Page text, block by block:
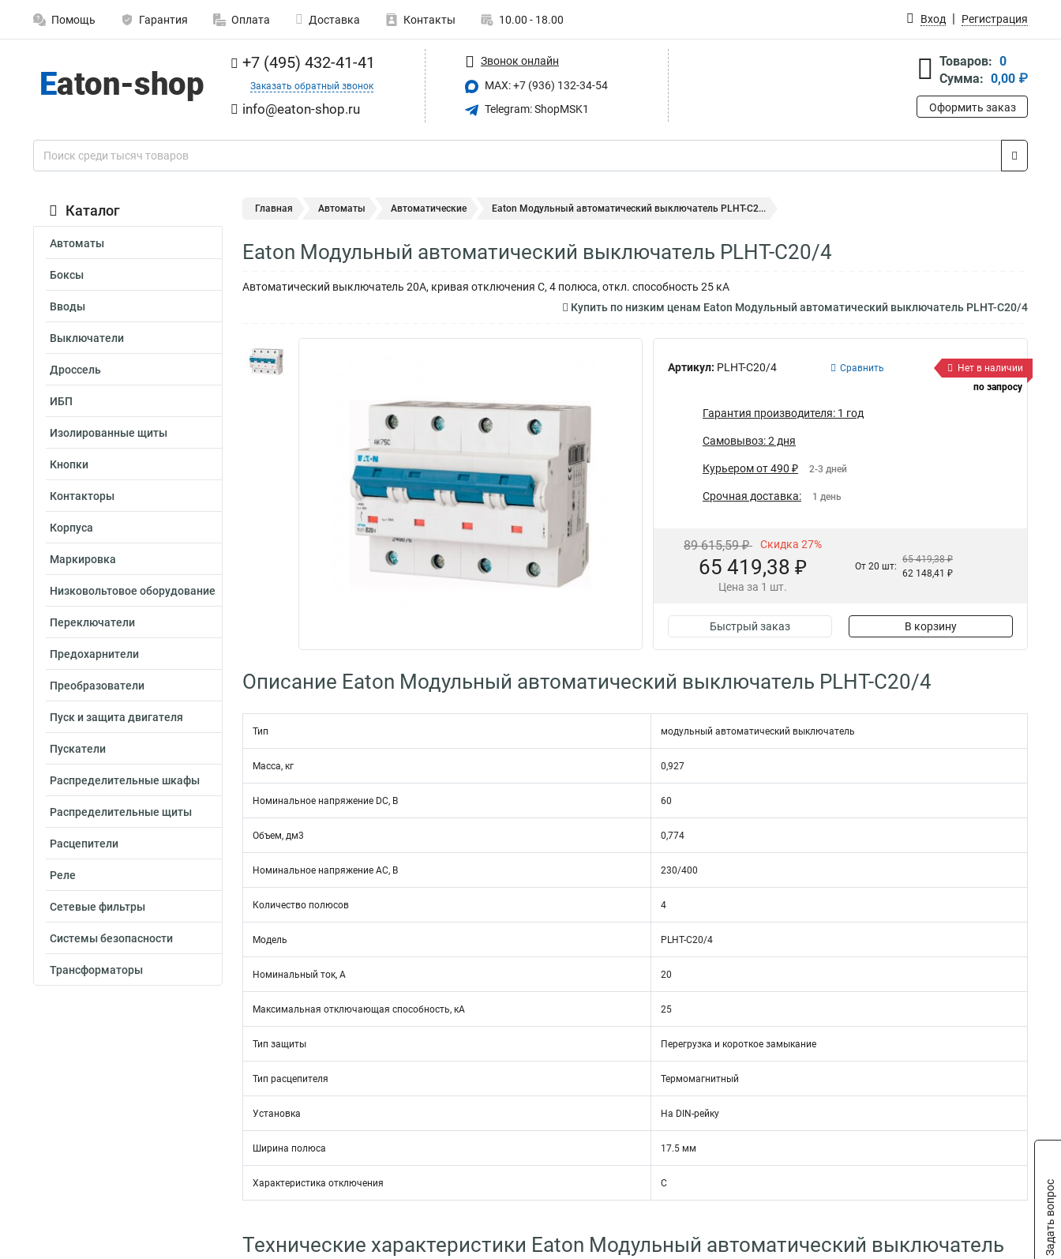
Помощь Гарантия Оплата Доставка Контакты 10.00 - 18.00 Вход Регистрация
+7 (495) 432-41-41
Заказать обратный звонок
info@eaton-shop.ru
Звонок онлайн
MAX: +7 (936) 132-34-54
Telegram: ShopMSK1
Товаров: 0
Сумма: 0,00 ₽
Оформить заказ
Каталог
Автоматы
Боксы
Вводы
Выключатели
Дроссель
ИБП
Изолированные щиты
Кнопки
Контакторы
Корпуса
Маркировка
Низковольтовое оборудование
Переключатели
Предохарнители
Преобразователи
Пуск и защита двигателя
Пускатели
Распределительные шкафы
Распределительные щиты
Расцепители
Реле
Сетевые фильтры
Системы безопасности
Трансформаторы
Главная Автоматы Автоматические Eaton Модульный автоматический выключатель PLHT-C2...
Eaton Модульный автоматический выключатель PLHT-C20/4
Автоматический выключатель 20А, кривая отключения С, 4 полюса, откл. способность 25 кА
Купить по низким ценам Eaton Модульный автоматический выключатель PLHT-C20/4
Артикул: PLHT-C20/4 Сравнить
Нет в наличии
по запросу
Гарантия производителя: 1 год
Самовывоз: 2 дня
Курьером от 490 ₽ 2-3 дней
Срочная доставка: 1 день
89 615,59 ₽ Скидка 27%
65 419,38 ₽
Цена за 1 шт.
От 20 шт:
65 419,38 ₽
62 148,41 ₽
Быстрый заказ В корзину
Описание Eaton Модульный автоматический выключатель PLHT-C20/4
Тип модульный автоматический выключатель
Масса, кг 0,927
Номинальное напряжение DC, В 60
Объем, дм3 0,774
Номинальное напряжение АС, В 230/400
Количество полюсов 4
Модель PLHT-C20/4
Номинальный ток, А 20
Максимальная отключающая способность, кА 25
Тип защиты Перегрузка и короткое замыкание
Тип расцепителя Термомагнитный
Установка На DIN-рейку
Ширина полюса 17.5 мм
Характеристика отключения C
Технические характеристики Eaton Модульный автоматический выключатель
Задать вопрос